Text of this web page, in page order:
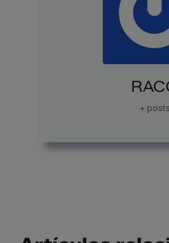
+ posts